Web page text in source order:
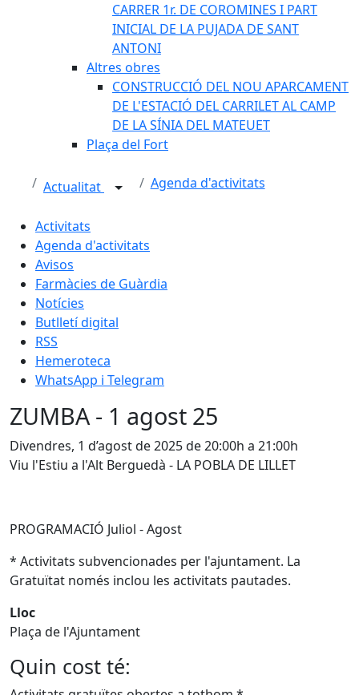
CARRER 1r. DE COROMINES I PART
INICIAL DE LA PUJADA DE SANT
ANTONI
Altres obres
CONSTRUCCIÓ DEL NOU APARCAMENT
DE L'ESTACIÓ DEL CARRILET AL CAMP
DE LA SÍNIA DEL MATEUET
Plaça del Fort
Actualitat Agenda d'activitats
Activitats
Agenda d'activitats
Avisos
Farmàcies de Guàrdia
Notícies
Butlletí digital
RSS
Hemeroteca
WhatsApp i Telegram
ZUMBA - 1 agost 25
Divendres, 1 d’agost de 2025 de 20:00h a 21:00h
Viu l'Estiu a l'Alt Berguedà - LA POBLA DE LILLET
PROGRAMACIÓ Juliol - Agost
* Activitats subvencionades per l'ajuntament. La
Gratuïtat només inclou les activitats pautades.
Lloc
Plaça de l'Ajuntament
Quin cost té: